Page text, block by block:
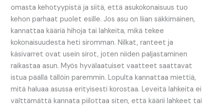
omasta kehotyypistä ja siitä, että asukokonaisuus tuo
kehon parhaat puolet esille. Jos asu on liian säkkimäinen,
kannattaa kääriä hihoja tai lahkeita, mikä tekee
kokonaisuudesta heti siromman. Nilkat, ranteet ja
käsivarret ovat usein sirot, joten niiden paljastaminen
raikastaa asun. Myös hyvälaatuiset vaatteet saattavat
istua päällä tällöin paremmin. Lopulta kannattaa miettiä,
mitä haluaa asussa erityisesti korostaa. Leveitä lahkeita ei
välttämättä kannata piilottaa siten, että käärii lahkeet tai